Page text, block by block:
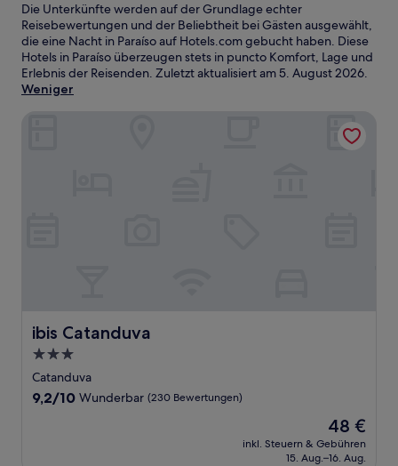
Die Unterkünfte werden auf der Grundlage echter
Reisebewertungen und der Beliebtheit bei Gästen ausgewählt,
die eine Nacht in Paraíso auf Hotels.com gebucht haben. Diese
Hotels in Paraíso überzeugen stets in puncto Komfort, Lage und
Erlebnis der Reisenden. Zuletzt aktualisiert am5. August 2026.
Weniger
ibis Catanduva
ibis Catanduva
3.0-
Sterne-
Unterkunft
Catanduva
9.2
9,2/10 Wunderbar (230 Bewertungen)
Der
Preis
beträgt
48 €
inkl. Steuern & Gebühren
15. Aug.–16. Aug.